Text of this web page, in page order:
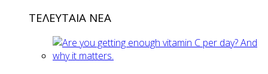
ΤΕΛΕΥΤΑΙΑ ΝΕΑ